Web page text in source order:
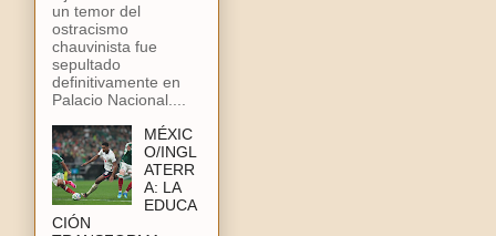
un temor del
ostracismo
chauvinista fue
sepultado
definitivamente en
Palacio Nacional....
MÉXIC
O/INGL
ATERR
A: LA
EDUCA
CIÓN